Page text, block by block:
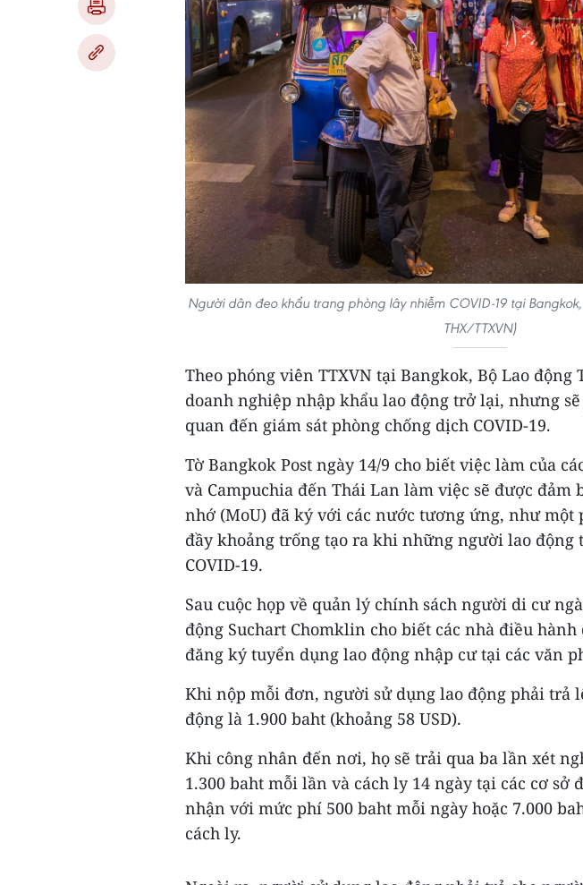
Người dân đeo khẩu trang phòng lây nhiễm COVID-19 tại
THX/TTXVN)
Theo phóng viên TTXVN tại Bangkok, Bộ Lao động
doanh nghiệp nhập khẩu lao động trở lại, nhưng
quan đến giám sát phòng chống dịch COVID-19.
Tờ Bangkok Post ngày 14/9 cho biết việc làm của
và Campuchia đến Thái Lan làm việc sẽ được đảm
nhớ (MoU) đã ký với các nước tương ứng, như một
đầy khoảng trống tạo ra khi những người lao
COVID-19.
Sau cuộc họp về quản lý chính sách người di cư
động Suchart Chomklin cho biết các nhà điều
đăng ký tuyển dụng lao động nhập cư tại các văn
Khi nộp mỗi đơn, người sử dụng lao động phải trả
động là 1.900 baht (khoảng 58 USD).
Khi công nhân đến nơi, họ sẽ trải qua ba lần xét
1.300 baht mỗi lần và cách ly 14 ngày tại các cơ sở
nhận với mức phí 500 baht mỗi ngày hoặc 7.000
cách ly.